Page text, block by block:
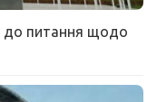
до питання щодо